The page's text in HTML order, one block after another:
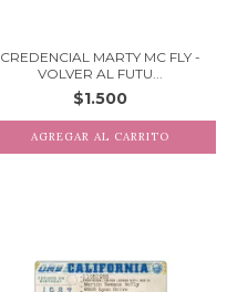
CREDENCIAL MARTY MC FLY -
VOLVER AL FUTU...
$1.500